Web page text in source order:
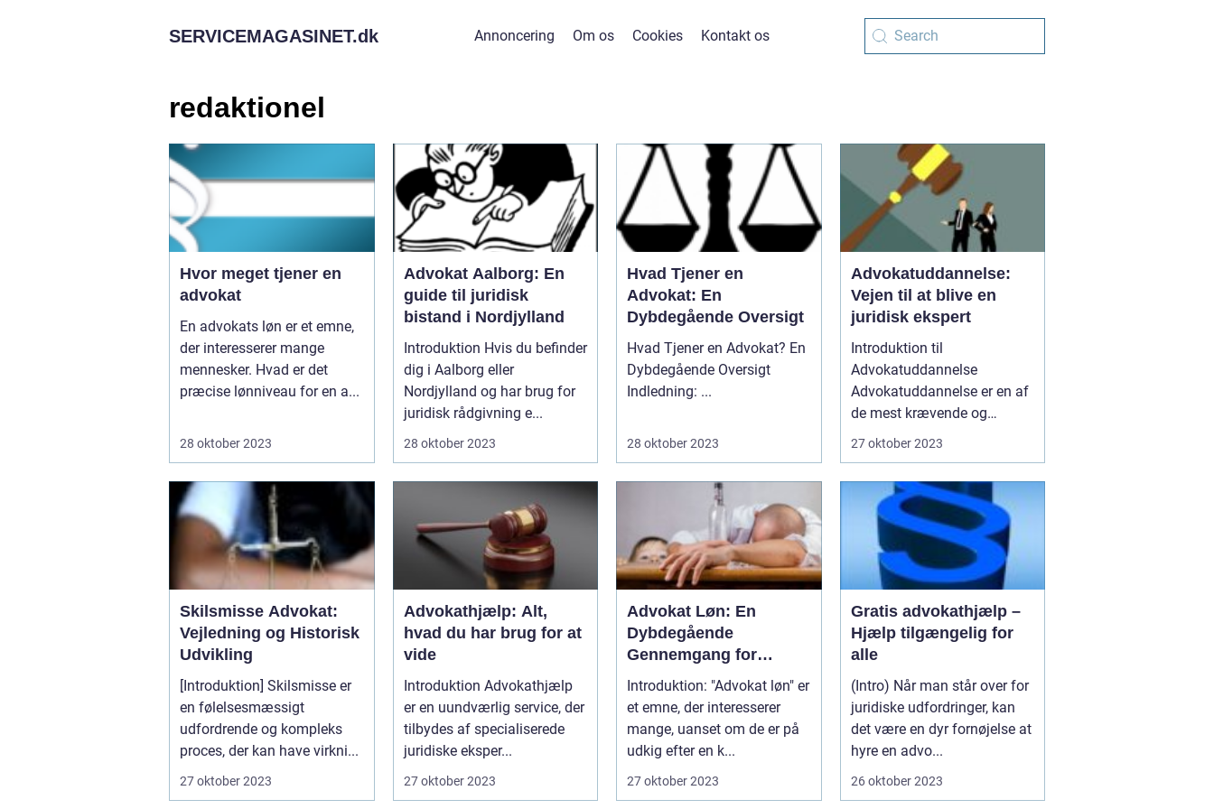
SERVICEMAGASINET.dk Annoncering Om os Cookies Kontakt os
redaktionel
Hvor meget tjener en
advokat
En advokats løn er et emne,
der interesserer mange
mennesker. Hvad er det
præcise lønniveau for en a...
28 oktober 2023
Advokat Aalborg: En
guide til juridisk
bistand i Nordjylland
Introduktion Hvis du befinder
dig i Aalborg eller
Nordjylland og har brug for
juridisk rådgivning e...
28 oktober 2023
Hvad Tjener en
Advokat: En
Dybdegående Oversigt
Hvad Tjener en Advokat? En
Dybdegående Oversigt
Indledning: ...
28 oktober 2023
Advokatuddannelse:
Vejen til at blive en
juridisk ekspert
Introduktion til
Advokatuddannelse
Advokatuddannelse er en af
de mest krævende og
prestigefyldte ud...
27 oktober 2023
Skilsmisse Advokat:
Vejledning og Historisk
Udvikling
[Introduktion] Skilsmisse er
en følelsesmæssigt
udfordrende og kompleks
proces, der kan have virkni...
27 oktober 2023
Advokathjælp: Alt,
hvad du har brug for at
vide
Introduktion Advokathjælp
er en uundværlig service, der
tilbydes af specialiserede
juridiske eksper...
27 oktober 2023
Advokat Løn: En
Dybdegående
Gennemgang for
Interesserede
Introduktion: "Advokat løn" er
et emne, der interesserer
mange, uanset om de er på
udkig efter en k...
27 oktober 2023
Gratis advokathjælp –
Hjælp tilgængelig for
alle
(Intro) Når man står over for
juridiske udfordringer, kan
det være en dyr fornøjelse at
hyre en advo...
26 oktober 2023